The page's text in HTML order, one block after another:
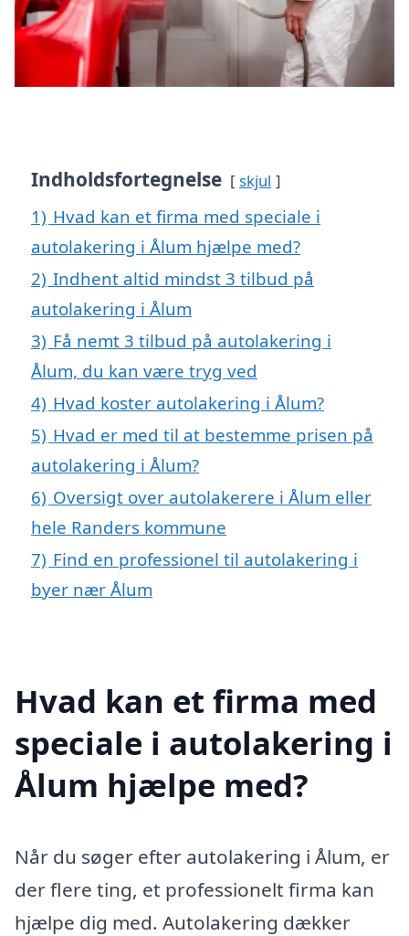
Indholdsfortegnelse skjul
1) Hvad kan et firma med speciale i
autolakering i Ålum hjælpe med?
2) Indhent altid mindst 3 tilbud på
autolakering i Ålum
3) Få nemt 3 tilbud på autolakering i
Ålum, du kan være tryg ved
4) Hvad koster autolakering i Ålum?
5) Hvad er med til at bestemme prisen på
autolakering i Ålum?
6) Oversigt over autolakerere i Ålum eller
hele Randers kommune
7) Find en professionel til autolakering i
byer nær Ålum
Hvad kan et firma med
speciale i autolakering i
Ålum hjælpe med?
Når du søger efter autolakering i Ålum, er
der flere ting, et professionelt firma kan
hjælpe dig med. Autolakering dækker